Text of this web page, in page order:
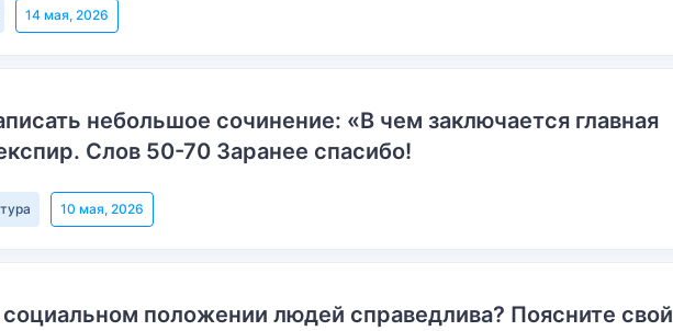
14 мая, 2026
небольшое сочинение: «В чем заключается главная
Слов 50-70 Заранее спасибо!
10 мая, 2026
положении людей справедлива? Поясните свой